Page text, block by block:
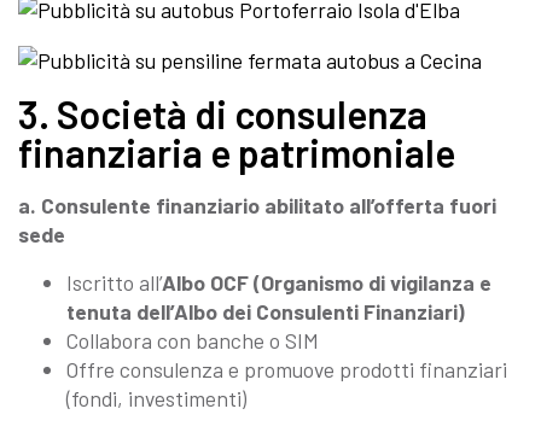
3. Società di consulenza
finanziaria e patrimoniale
a. Consulente finanziario abilitato all’offerta fuori
sede
Iscritto all’Albo OCF (Organismo di vigilanza e
tenuta dell’Albo dei Consulenti Finanziari)
Collabora con banche o SIM
Offre consulenza e promuove prodotti finanziari
(fondi, investimenti)